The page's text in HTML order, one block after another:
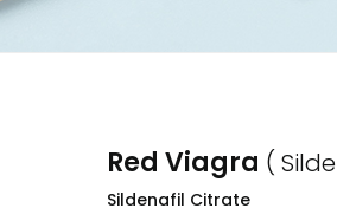
Red Viagra (
Sildenafil Citrate